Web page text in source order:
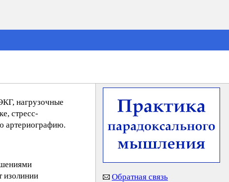
нагрузочные
стресс-
артериографию.
изолинии
Обратная связь